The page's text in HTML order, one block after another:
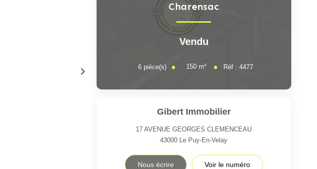
Charensac
Vendu
6 pièce(s) 150 m² Réf :4477
Gibert Immobilier
17 AVENUE GEORGES CLEMENCEAU
43000 Le Puy-En-Velay
Nous écrire Voir le numéro